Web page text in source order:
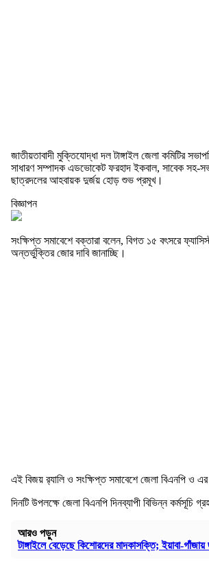
জাতীয়তাবাদী মুক্তিযোদ্ধা দল টাঙ্গাইল জেলা কমিটির
সাধারণ সম্পাদক এডভোকেট ফরহাদ ইকবাল, সাবেক সহ-
ছাত্রদলের আহবায়ক দুর্জয় হোড় শুভ প্রমূখ।
বিজ্ঞাপন
সংক্ষিপ্ত সমাবেশে বক্তারা বলেন, বিগত ১৫ বৎসরে
অন্তর্ভুক্তির জোর দাবি জানাচ্ছি।
এই বিজয় র‍্যালি ও সংক্ষিপ্ত সমাবেশে জেলা বিএনপি ও
দিনটি উপলক্ষে জেলা বিএনপি দিনব্যাপী বিভিন্ন কর্মসূচি
আরও পড়ুন
টাঙ্গাইলে বেড়েছে কিশোরদের মাদকাসক্তি; ইয়াবা-